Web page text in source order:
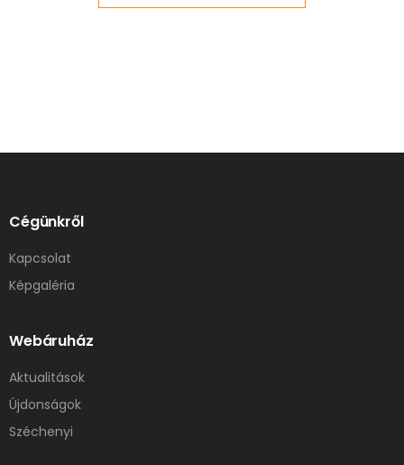
Cégünkről
Kapcsolat
Képgaléria
Webáruház
Aktualitások
Újdonságok
Széchenyi